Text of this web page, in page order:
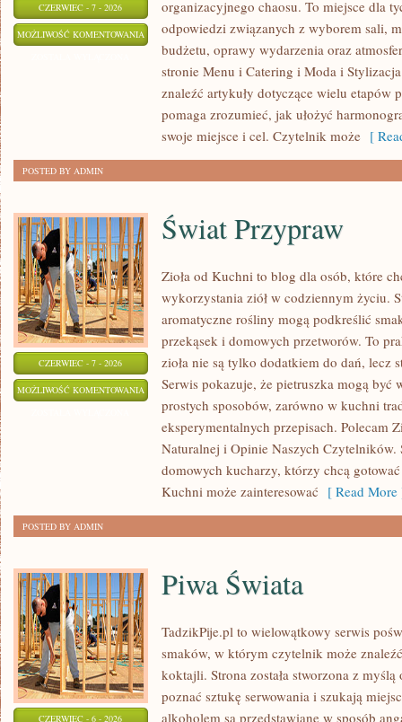
CZERWIEC - 7 - 2026
MOŻLIWOŚĆ KOMENTOWANIA DEKORACJE
ARANŻACJE
organizacyjnego chaosu. To miejsce dla
odpowiedzi związanych z wyborem sali,
budżetu, oprawy wydarzenia oraz
stronie Menu i Catering i Moda i
znaleźć artykuły dotyczące wielu etapów
pomaga zrozumieć, jak ułożyć
swoje miejsce i cel. Czytelnik może [
POSTED BY ADMIN
CZERWIEC - 7 - 2026
MOŻLIWOŚĆ KOMENTOWANIA ŚWIAT
PRZYPRAW
Świat Przypraw
Zioła od Kuchni to blog dla osób, które
wykorzystania ziół w codziennym życiu.
aromatyczne rośliny mogą podkreślić
przekąsek i domowych przetworów. To
zioła nie są tylko dodatkiem do dań, lecz
Serwis pokazuje, że pietruszka mogą być
prostych sposobów, zarówno w kuchni
eksperymentalnych przepisach. Polecam
Naturalnej i Opinie Naszych Czytelników.
domowych kucharzy, którzy chcą
Kuchni może zainteresować [ Read More
POSTED BY ADMIN
CZERWIEC - 6 - 2026
Piwa Świata
TadzikPije.pl to wielowątkowy serwis
smaków, w którym czytelnik może
koktajli. Strona została stworzona z
poznać sztukę serwowania i szukają
alkoholem są przedstawiane w sposób